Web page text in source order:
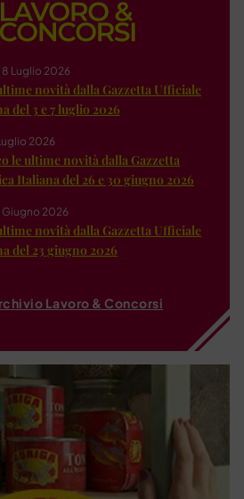
Luglio 2026
novità dalla Gazzetta Ufficiale
del 3 e 7 luglio 2026
2026
le ultime novità dalla Gazzetta
Italiana del 26 e 30 giugno 2026
Giugno 2026
novità dalla Gazzetta Ufficiale
del 23 giugno 2026
Lavoro & Concorsi